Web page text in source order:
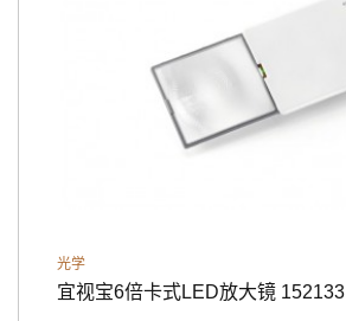
光学
宜视宝6倍卡式LED放大镜 152133